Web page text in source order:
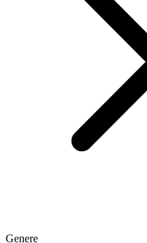
Genere